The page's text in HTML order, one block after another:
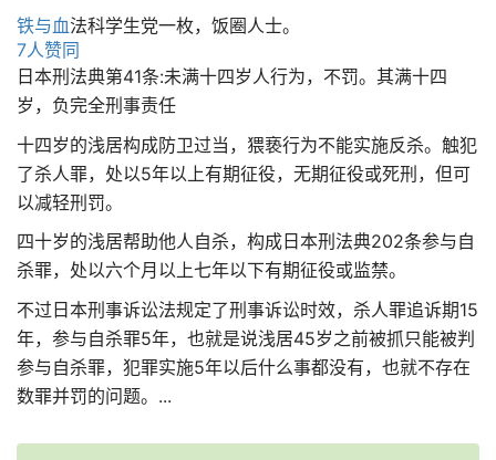
铁与血法科学生党一枚，饭圈人士。
7人赞同
日本刑法典第41条:未满十四岁人行为，不罚。其满十四
岁，负完全刑事责任
十四岁的浅居构成防卫过当，猥亵行为不能实施反杀。触犯
了杀人罪，处以5年以上有期征役，无期征役或死刑，但可
以减轻刑罚。
四十岁的浅居帮助他人自杀，构成日本刑法典202条参与自
杀罪，处以六个月以上七年以下有期征役或监禁。
不过日本刑事诉讼法规定了刑事诉讼时效，杀人罪追诉期15
年，参与自杀罪5年，也就是说浅居45岁之前被抓只能被判
参与自杀罪，犯罪实施5年以后什么事都没有，也就不存在
数罪并罚的问题。...